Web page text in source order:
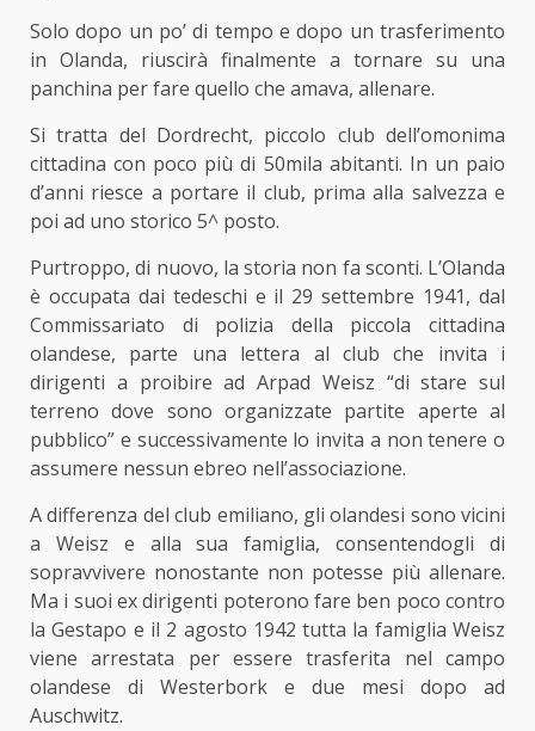
Solo dopo un po’ di tempo e dopo un trasferimento
in Olanda, riuscirà finalmente a tornare su una
panchina per fare quello che amava, allenare.
Si tratta del Dordrecht, piccolo club dell’omonima
cittadina con poco più di 50mila abitanti. In un paio
d’anni riesce a portare il club, prima alla salvezza e
poi ad uno storico 5^ posto.
Purtroppo, di nuovo, la storia non fa sconti. L’Olanda
è occupata dai tedeschi e il 29 settembre 1941, dal
Commissariato di polizia della piccola cittadina
olandese, parte una lettera al club che invita i
dirigenti a proibire ad Arpad Weisz “di stare sul
terreno dove sono organizzate partite aperte al
pubblico” e successivamente lo invita a non tenere o
assumere nessun ebreo nell’associazione.
A differenza del club emiliano, gli olandesi sono vicini
a Weisz e alla sua famiglia, consentendogli di
sopravvivere nonostante non potesse più allenare.
Ma i suoi ex dirigenti poterono fare ben poco contro
la Gestapo e il 2 agosto 1942 tutta la famiglia Weisz
viene arrestata per essere trasferita nel campo
olandese di Westerbork e due mesi dopo ad
Auschwitz.